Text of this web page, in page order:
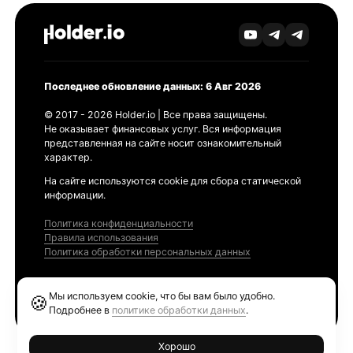
Последнее обновление данных: 6 Авг 2026
© 2017 - 2026 Holder.io | Все права защищены.
Не оказывает финансовых услуг. Вся информация
представленная на сайте носит ознакомительный
характер.
На сайте используются cookie для сбора статической
информации.
Политика конфиденциальности
Правила использования
Политика обработки персональных данных
🍪 Мы используем cookie, что бы вам было удобно.
Подробнее в политике обработки данных.
Хорошо
Ethereum GAS Tracker